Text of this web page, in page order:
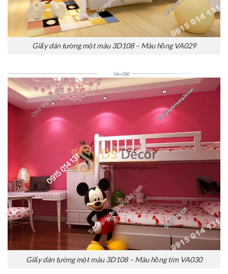
Giấy dán tường một màu 3D108 – Màu hồng VA029
Giấy dán tường một màu 3D108 – Màu hồng tím VA030